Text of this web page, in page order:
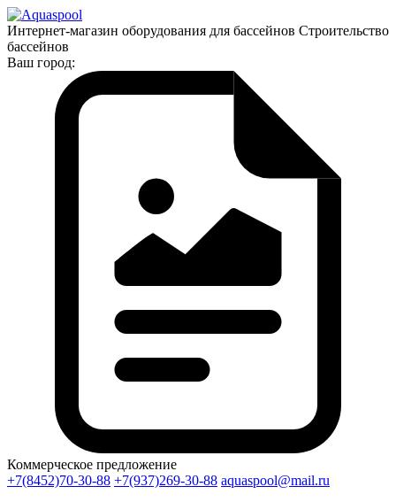
Интернет-магазин оборудования для бассейнов Строительство
бассейнов
Ваш город:
Коммерческое предложение
+7(8452)70-30-88 +7(937)269-30-88 aquaspool@mail.ru